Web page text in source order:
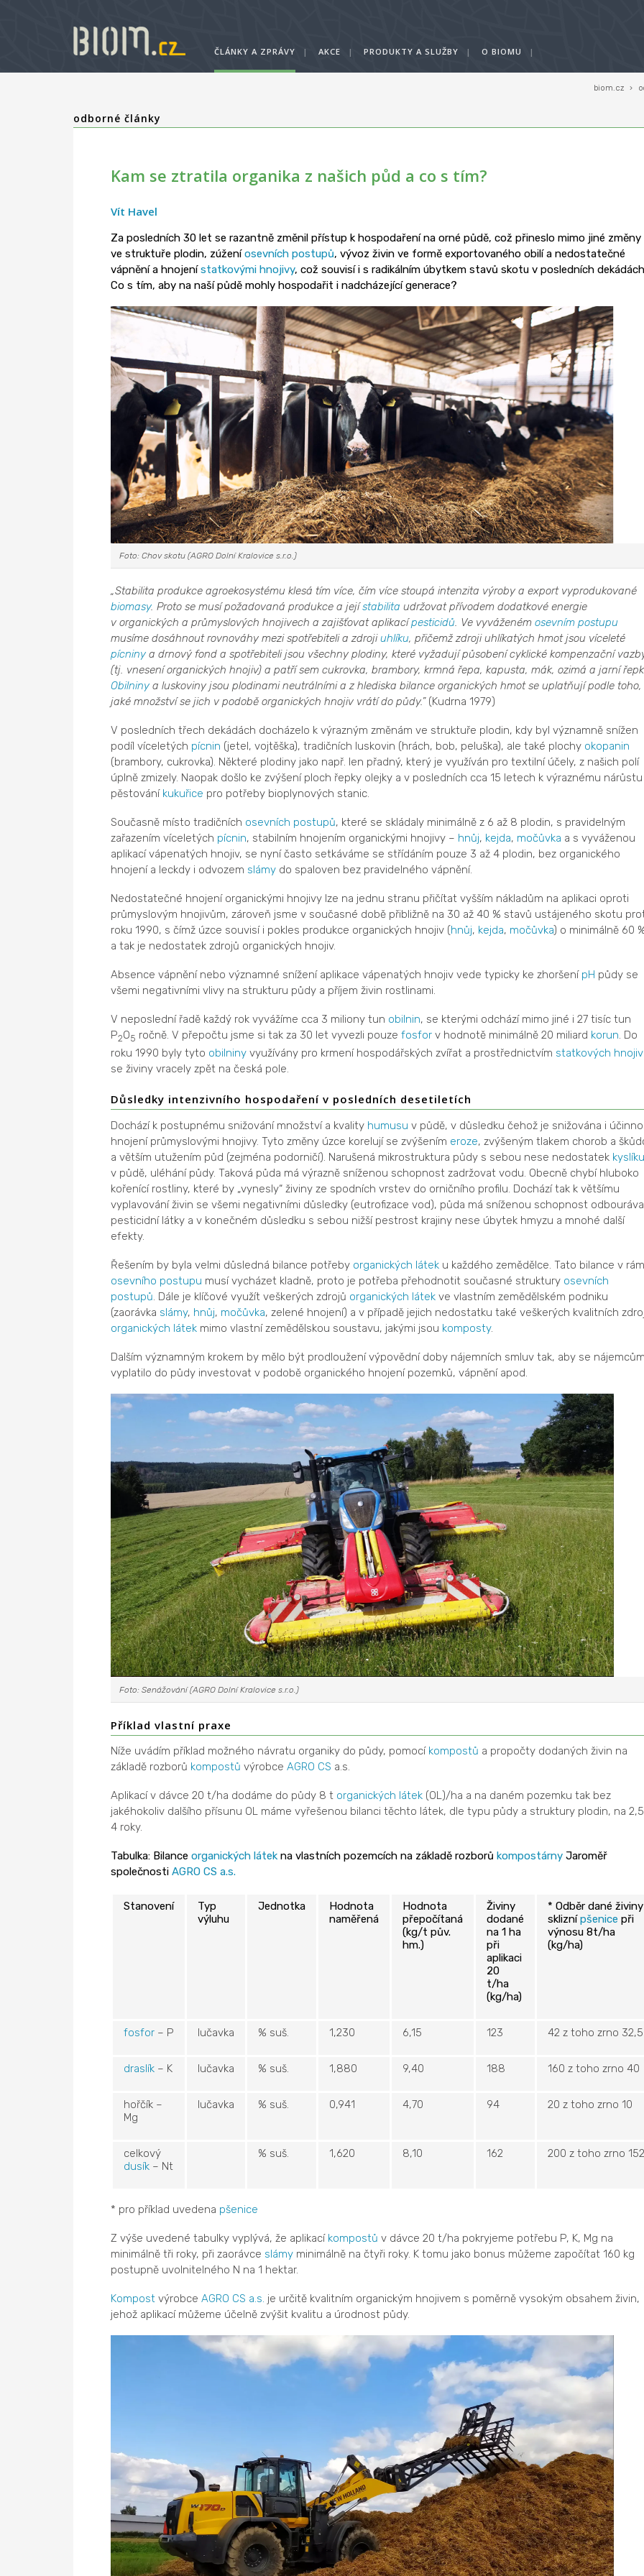
ČLÁNKY A ZPRÁVY | AKCE | PRODUKTY A SLUŽBY | O BIOMU |
biom.cz ›
odborné články
Kam se ztratila organika z našich půd a co s tím?
Vít Havel
Za posledních 30 let se razantně změnil přístup k hospodaření na orné půdě, což přineslo mimo jiné změny
ve struktuře plodin, zúženíosevních postupů, vývoz živin ve formě exportovaného obilí a nedostatečné
vápnění a hnojenístatkovými hnojivy, což souvisí i s radikálním úbytkem stavů skotu v posledních
Co s tím, aby na naší půdě mohly hospodařit i nadcházející generace?
Foto: Chov skotu (AGRO Dolní Kralovice s.r.o.)
„Stabilita produkce agroekosystému klesá tím více, čím více stoupá intenzita výroby a export vyprodukované
biomasy. Proto se musí požadovaná produkce a jejístabilita udržovat přívodem dodatkové energie
v organických a průmyslových hnojivech a zajišťovat aplikacípesticidů. Ve vyváženém osevním postupu
musíme dosáhnout rovnováhy mezi spotřebiteli a zdrojiuhlíku, přičemž zdroji uhlíkatých hmot jsou víceleté
pícninya drnový fond a spotřebiteli jsou všechny plodiny, které vyžadují působení cyklické kompenzační
(tj. vnesení organických hnojiv) a patří sem cukrovka, brambory, krmná řepa, kapusta, mák, ozimá a jarní
Obilninya luskoviny jsou plodinami neutrálními a z hlediska bilance organických hmot se uplatňují podle toho,
jaké množství se jich v podobě organických hnojiv vrátí do půdy.” (Kudrna 1979)
V posledních třech dekádách docházelo k výrazným změnám ve struktuře plodin, kdy byl významně snížen
podíl víceletých pícnin (jetel, vojtěška), tradičních luskovin (hrách, bob, peluška), ale také plochy okopanin
(brambory, cukrovka). Některé plodiny jako např. len přadný, který je využíván pro textilní účely, z našich polí
úplně zmizely. Naopak došlo ke zvýšení ploch řepky olejky a v posledních cca 15 letech k výraznému nárůstu
pěstování kukuřice pro potřeby bioplynových stanic.
Současně místo tradičních osevních postupů, které se skládaly minimálně z 6 až 8 plodin, s pravidelným
zařazením víceletých pícnin, stabilním hnojením organickými hnojivy – hnůj, kejda, močůvka a s vyváženou
aplikací vápenatých hnojiv, se nyní často setkáváme se střídáním pouze 3 až 4 plodin, bez organického
hnojení a leckdy i odvozem slámydo spaloven bez pravidelného vápnění.
Nedostatečné hnojení organickými hnojivy lze na jednu stranu přičítat vyšším nákladům na aplikaci oproti
průmyslovým hnojivům, zároveň jsme v současné době přibližně na 30 až 40 % stavů ustájeného skotu
roku 1990, s čímž úzce souvisí i pokles produkce organických hnojiv ( hnůj, kejda, močůvka) o minimálně 60
a tak je nedostatek zdrojů organických hnojiv.
Absence vápnění nebo významné snížení aplikace vápenatých hnojiv vede typicky ke zhoršení pH půdy se
všemi negativními vlivy na strukturu půdy a příjem živin rostlinami.
V neposlední řadě každý rok vyvážíme cca 3 miliony tun obilnin, se kterými odchází mimo jiné i 27 tisíc tun
P2O5 ročně. V přepočtu jsme si tak za 30 let vyvezli pouze fosforv hodnotě minimálně 20 miliard korun. Do
roku 1990 byly tyto obilninyvyužívány pro krmení hospodářských zvířat a prostřednictvím statkových hnojiv
se živiny vracely zpět na česká pole.
Důsledky intenzivního hospodaření v posledních desetiletích
Dochází k postupnému snižování množství a kvality humusu v půdě, v důsledku čehož je snižována i
hnojení průmyslovými hnojivy. Tyto změny úzce korelují se zvýšením eroze, zvýšeným tlakem chorob a
a větším utužením půd (zejména podorničí). Narušená mikrostruktura půdy s sebou nese nedostatek kyslíku
v půdě, uléhání půdy. Taková půda má výrazně sníženou schopnost zadržovat vodu. Obecně chybí hluboko
kořenící rostliny, které by „vynesly“ živiny ze spodních vrstev do orničního profilu. Dochází tak k většímu
vyplavování živin se všemi negativními důsledky (eutrofizace vod), půda má sníženou schopnost
pesticidní látky a v konečném důsledku s sebou nižší pestrost krajiny nese úbytek hmyzu a mnohé další
efekty.
Řešením by byla velmi důsledná bilance potřeby organických láteku každého zemědělce. Tato bilance v
osevního postupu musí vycházet kladně, proto je potřeba přehodnotit současné struktury osevních
postupů. Dále je klíčové využít veškerých zdrojů organických látekve vlastním zemědělském podniku
(zaorávka slámy, hnůj, močůvka, zelené hnojení) a v případě jejich nedostatku také veškerých kvalitních
organických látekmimo vlastní zemědělskou soustavu, jakými jsou komposty.
Dalším významným krokem by mělo být prodloužení výpovědní doby nájemních smluv tak, aby se
vyplatilo do půdy investovat v podobě organického hnojení pozemků, vápnění apod.
Foto: Senážování (AGRO Dolní Kralovice s.r.o.)
Příklad vlastní praxe
Níže uvádím příklad možného návratu organiky do půdy, pomocí kompostů a propočty dodaných živin na
základě rozborů kompostů výrobce AGRO CS a.s.
Aplikací v dávce 20 t/ha dodáme do půdy 8 t organických látek(OL)/ha a na daném pozemku tak bez
jakéhokoliv dalšího přísunu OL máme vyřešenou bilanci těchto látek, dle typu půdy a struktury plodin, na
4 roky.
Tabulka: Bilance organických látekna vlastních pozemcích na základě rozborů kompostárnyJaroměř
společnosti AGRO CS a.s.
Stanovení
Typ
výluhu
Jednotka
Hodnota
naměřená
Hodnota
přepočítaná
(kg/t pův.
hm.)
Živiny
dodané
na 1 ha
při
aplikaci
20
t/ha
(kg/ha)
* Odběr dané živiny
skliznípšenice při
výnosu 8t/ha
(kg/ha)
fosfor– P lučavka % suš. 1,230 6,15 123 42 z toho zrno 32,5
draslík– K lučavka % suš. 1,880 9,40 188 160 z toho zrno 40
hořčík –
Mg
lučavka % suš. 0,941 4,70 94 20 z toho zrno 10
celkový
dusík– Nt
% suš. 1,620 8,10 162 200 z toho zrno 152
* pro příklad uvedena pšenice
Z výše uvedené tabulky vyplývá, že aplikací kompostů v dávce 20 t/ha pokryjeme potřebu P, K, Mg na
minimálně tři roky, při zaorávce slámyminimálně na čtyři roky. K tomu jako bonus můžeme započítat 160 kg
postupně uvolnitelného N na 1 hektar.
Kompostvýrobce AGRO CS a.s. je určitě kvalitním organickým hnojivem s poměrně vysokým obsahem živin,
jehož aplikací můžeme účelně zvýšit kvalitu a úrodnost půdy.